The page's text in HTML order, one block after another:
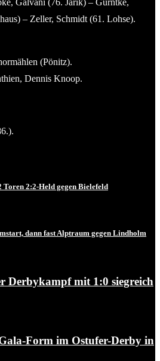
– Zeller, Schmidt (61. Lohse).
(Pönitz).
Dennis Knoop.
2:2-Held gegen Bielefeld
dann fast Alptraum gegen Lindholm
Derbykampf mit 1:0 siegreich
Form im Ostufer-Derby in